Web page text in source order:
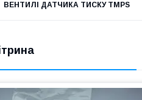
ВЕНТИЛІ ДАТЧИКА ТИСКУ TMPS